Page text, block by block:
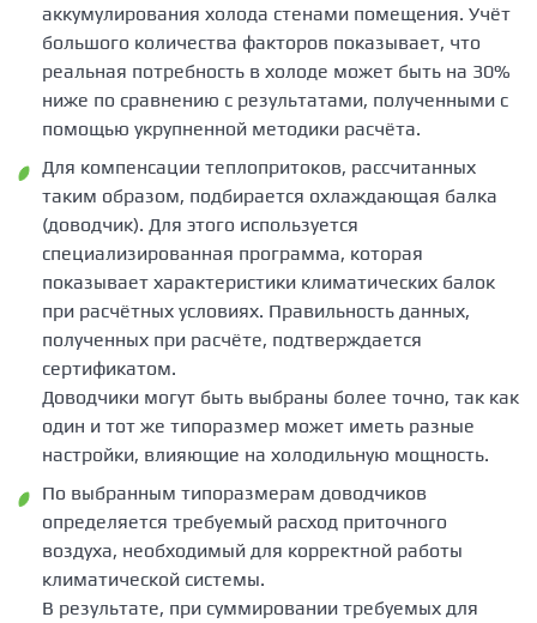
аккумулирования холода стенами помещения. Учёт
большого количества факторов показывает, что
реальная потребность в холоде может быть на 30%
ниже по сравнению с результатами, полученными с
помощью укрупненной методики расчёта.
Для компенсации теплопритоков, рассчитанных
таким образом, подбирается охлаждающая балка
(доводчик). Для этого используется
специализированная программа, которая
показывает характеристики климатических балок
при расчётных условиях. Правильность данных,
полученных при расчёте, подтверждается
сертификатом.
Доводчики могут быть выбраны более точно, так как
один и тот же типоразмер может иметь разные
настройки, влияющие на холодильную мощность.
По выбранным типоразмерам доводчиков
определяется требуемый расход приточного
воздуха, необходимый для корректной работы
климатической системы.
В результате, при суммировании требуемых для